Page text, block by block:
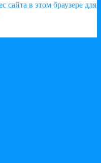
сайта в этом браузере для